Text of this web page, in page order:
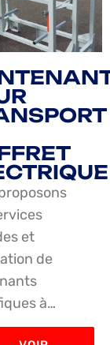
et
de
à…